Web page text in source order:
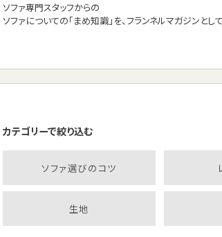
ソファ専門スタッフからの
ソファについての「まめ知識」を、フランネルマガジンとし
カテゴリーで絞り込む
ソファ選びのコツ
生地